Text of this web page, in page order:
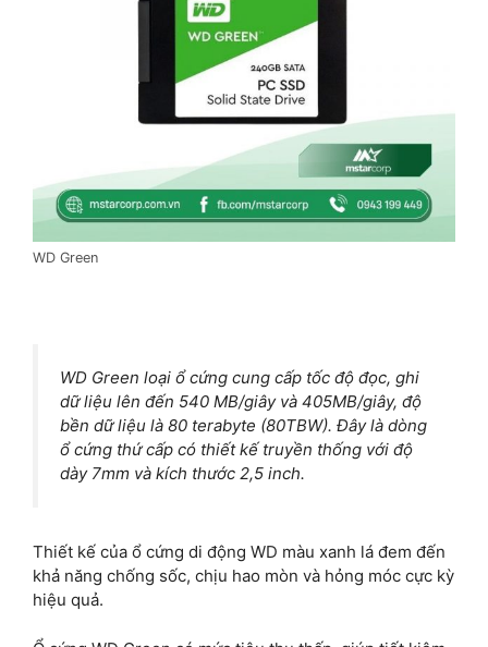
WD Green
WD Green loại ổ cứng cung cấp tốc độ đọc, ghi
dữ liệu lên đến 540 MB/giây và 405MB/giây, độ
bền dữ liệu là 80 terabyte (80TBW). Đây là dòng
ổ cứng thứ cấp có thiết kế truyền thống với độ
dày 7mm và kích thước 2,5 inch.
Thiết kế của ổ cứng di động WD màu xanh lá đem đến
khả năng chống sốc, chịu hao mòn và hỏng móc cực kỳ
hiệu quả.